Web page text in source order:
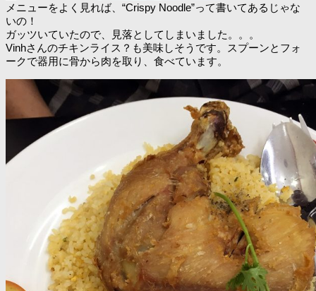
メニューをよく見れば、“Crispy Noodle”って書いてあるじゃな
いの！
ガッツいていたので、見落としてしまいました。。。
Vinhさんのチキンライス？も美味しそうです。スプーンとフォ
ークで器用に骨から肉を取り、食べています。